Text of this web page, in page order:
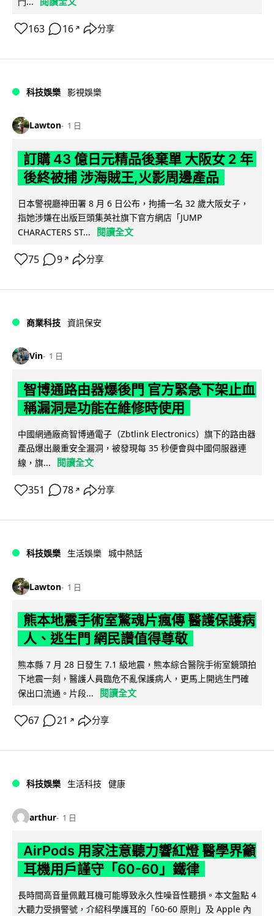
163 16 ↗ 分享
科技娛樂 影視娛樂
Lawton 1 日
訂購 43 億日元精品後棄單 大阪女 2 年
後終被捕 涉海賊王,火影周邊產品
日本警視廳神田署 8 月 6 日公布，拘捕一名 32 歲大阪女子，
指她涉嫌在出版巨頭集英社旗下官方網店「JUMP
CHARACTERS ST...
閱讀全文
75 9 ↗ 分享
商業科技 資訊保安
Vin 1 日
智博通路由器爆後門 官方緊急下架止血
稱漏洞是功能在維修時使用
中國網通廠商智博通電子（Zbtlink Electronics）旗下的路由器
產品爆出嚴重安全漏洞，被發現每 35 秒便會與中國伺服器連
線，旗...
閱讀全文
351 78 ↗ 分享
科技娛樂 生活娛樂 城中熱話
Lawton 1 日
熊本地震手術室驚魂片瘋傳 醫護保護病
人、逃生門 網民讚值得尊敬
熊本縣 7 月 28 日發生 7.1 級地震，熊本綜合醫院手術室鏡頭拍
下地震一刻，醫護人員臨危不亂保護病人，更馬上開逃生門確
保出口流通。片段...
閱讀全文
67 21 ↗ 分享
科技娛樂 生活科技 健康
arthur 1 日
AirPods 用家注意聽力響紅燈 醫學界籲
耳機用戶謹守「60-60」鐵律
長時間高音量佩戴耳機可能導致永久性噪音性聽損。本文盤點 4
大聽力受損警號，介紹科學護耳的「60-60 原則」及 Apple 內